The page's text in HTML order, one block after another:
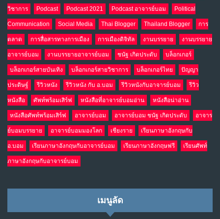
วิชาการ Podcast Podcast 2021 Podcast อาจารย์บอม Political
Communication Social Media Thai Blogger Thailand Blogger การ
ตลาด การสื่อสารทางการเมือง การเมืองดิจิทัล งานบรรยาย งานบรรยาย
อาจารย์บอม งานบรรยายอาจารย์บอม ชนัฐ เกิดประดับ บล็อกเกอร์
บล็อกเกอร์สายบันเทิง บล็อกเกอร์สายวิชาการ บล็อกเกอร์ไทย ปัญญา
ประดิษฐ์ รีวิวหนัง รีวิวหนัง กับ อ.บอม รีวิวหนังกับอาจารย์บอม รีวิว
หนังสือ ศัพท์พร้อมเสิร์ฟ หนังสือที่อาจารย์บอมอ่าน หนังสือน่าอ่าน
หนังสือศัพท์พร้อมเสิร์ฟ อาจารย์บอม อาจารย์บอม ชนัฐ เกิดประดับ อาจาร
ย์บอมบรรยาย อาจารย์บอมมองโลก เชียงราย เรียนภาษาอังกฤษกับ
อ.บอม เรียนภาษาอังกฤษกับอาจารย์บอม เรียนภาษาอังกฤษฟรี เรียนศัพท์
ภาษาอังกฤษกับอาจารย์บอม
เมนูลัด